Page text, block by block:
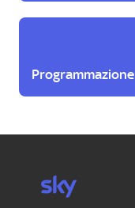
Programmazione